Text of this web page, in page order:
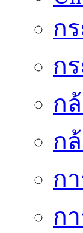
ก
ก
ก
ก
ก
ก